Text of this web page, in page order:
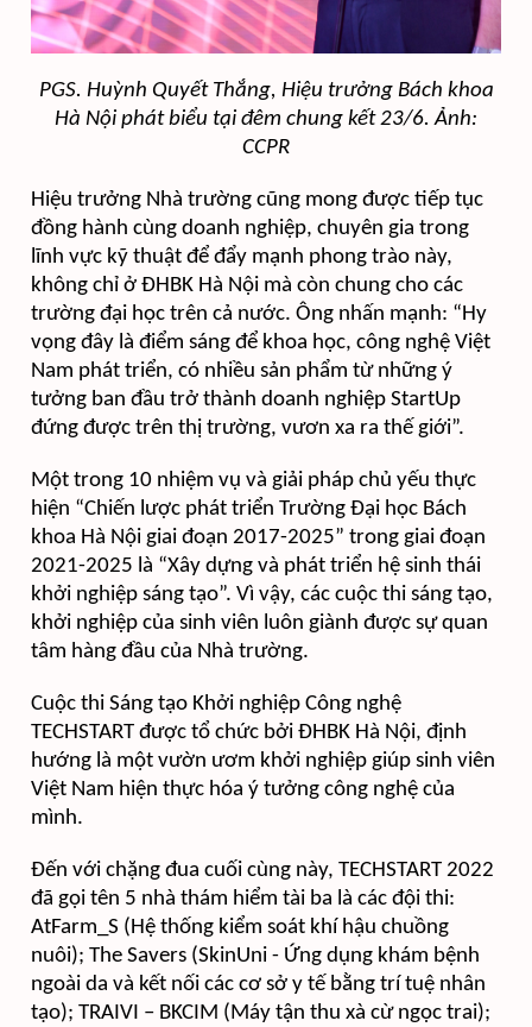
PGS. Huỳnh Quyết Thắng, Hiệu trưởng Bách khoa
Hà Nội phát biểu tại đêm chung kết 23/6. Ảnh:
CCPR
Hiệu trưởng Nhà trường cũng mong được tiếp tục
đồng hành cùng doanh nghiệp, chuyên gia trong
lĩnh vực kỹ thuật để đẩy mạnh phong trào này,
không chỉ ở ĐHBK Hà Nội mà còn chung cho các
trường đại học trên cả nước. Ông nhấn mạnh: “Hy
vọng đây là điểm sáng để khoa học, công nghệ Việt
Nam phát triển, có nhiều sản phẩm từ những ý
tưởng ban đầu trở thành doanh nghiệp StartUp
đứng được trên thị trường, vươn xa ra thế giới”.
Một trong 10 nhiệm vụ và giải pháp chủ yếu thực
hiện “Chiến lược phát triển Trường Đại học Bách
khoa Hà Nội giai đoạn 2017-2025” trong giai đoạn
2021-2025 là “Xây dựng và phát triển hệ sinh thái
khởi nghiệp sáng tạo”. Vì vậy, các cuộc thi sáng tạo,
khởi nghiệp của sinh viên luôn giành được sự quan
tâm hàng đầu của Nhà trường.
Cuộc thi Sáng tạo Khởi nghiệp Công nghệ
TECHSTART được tổ chức bởi ĐHBK Hà Nội, định
hướng là một vườn ươm khởi nghiệp giúp sinh viên
Việt Nam hiện thực hóa ý tưởng công nghệ của
mình.
Đến với chặng đua cuối cùng này, TECHSTART 2022
đã gọi tên 5 nhà thám hiểm tài ba là các đội thi:
AtFarm_S (Hệ thống kiểm soát khí hậu chuồng
nuôi); The Savers (SkinUni - Ứng dụng khám bệnh
ngoài da và kết nối các cơ sở y tế bằng trí tuệ nhân
tạo); TRAIVI – BKCIM (Máy tận thu xà cừ ngọc trai);